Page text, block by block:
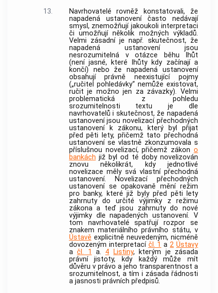
13.
Navrhovatelé rovněž konstatovali, že
napadená ustanovení často nedávají
smysl, znemožňují jakoukoli interpretaci
či umožňují několik možných výkladů.
Velmi zásadní je např. skutečnost, že
napadená ustanovení jsou
nesrozumitelná v otázce běhu lhůt
(není jasné, které lhůty kdy začínají a
končí) nebo že napadená ustanovení
obsahují právně neexistující pojmy
(„ručitel pohledávky“ nemůže existovat,
ručit je možno jen za závazky). Velmi
problematická z pohledu
srozumitelnosti textu je dle
navrhovatelů i skutečnost, že napadená
ustanovení jsou novelizací přechodných
ustanovení k zákonu, který byl přijat
před pěti lety, přičemž tato přechodná
ustanovení se vlastně zkonzumovala s
příslušnou novelizací, přičemž zákon o
bankách již byl od té doby novelizován
znovu několikrát, kdy jednotlivé
novelizace měly svá vlastní přechodná
ustanovení. Novelizací přechodných
ustanovení se opakovaně mění režim
pro banky, které již byly před pěti lety
zahrnuty do určité výjimky z režimu
zákona a teď jsou zahrnuty do nové
výjimky dle napadených ustanovení. V
tom navrhovatelé spatřují rozpor se
znakem materiálního právního státu, v
Ústavě explicitně neuvedeným, nicméně
dovozeným interpretací čl. 1 a2 Ústavy
ačl. 1 a. 4 Listiny, kterým je zásada
právní jistoty, kdy každý může mít
důvěru v právo a jeho transparentnost a
srozumitelnost, a tím i zásada řádnosti
a jasnosti právních předpisů.